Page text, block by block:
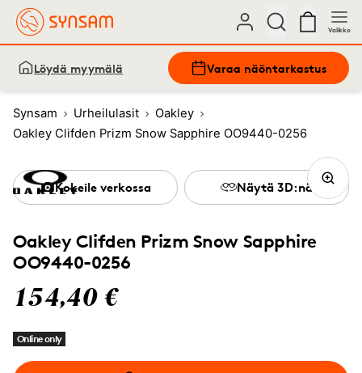
Valikko
Löydä myymälä Varaa näöntarkastus
Synsam Urheilulasit
Oakley
Oakley Clifden Prizm Snow Sapphire OO9440-0256
Oakley Clifden Prizm Snow Sapphire
OO9440-0256
154,40 €
Online only
Kokeile verkossa Näytä 3D:nä